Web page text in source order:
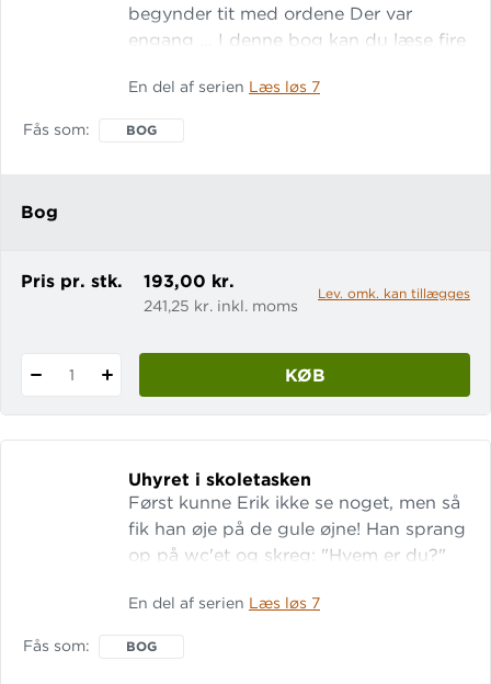
begynder tit med ordene Der var
engang ... I denne bog kan du læse fire
klæder Den grimme ælling
En del af serien Læs løs 7
Fås som BOG
Bog
Pris pr. stk. 193,00 kr.
241,25 kr. inkl. moms
Lev. omk. kan tillægges
1 KØB
Uhyret i skoletasken
Først kunne Erik ikke se noget, men så
fik han øje på de gule øjne! Han sprang
op på wc'et og skreg: "Hvem er du?"
stemme. "Du har selv ønsket mig!"
En del af serien Læs løs 7
Fås som BOG